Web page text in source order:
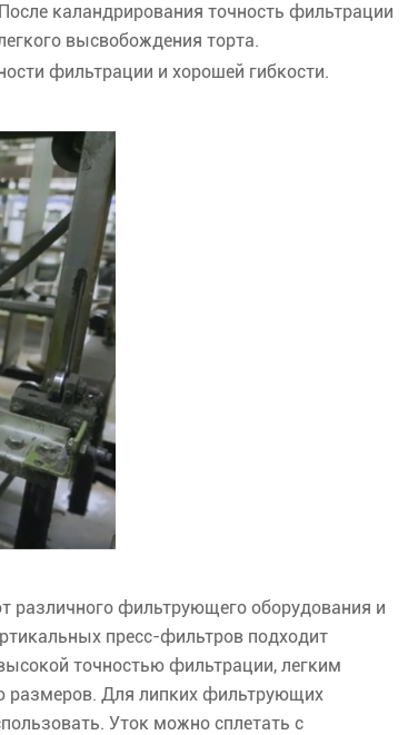
каландрирования точность фильтрации
высвобождения торта.
фильтрации и хорошей гибкости.
различного фильтрующего оборудования и
пресс-фильтров подходит
точностью фильтрации, легким
размеров. Для липких фильтрующих
Уток можно сплетать с